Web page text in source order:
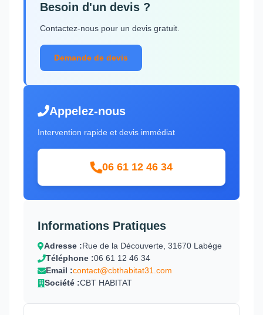
Besoin d'un devis ?
Contactez-nous pour un devis gratuit.
Demande de devis
Appelez-nous
Intervention rapide et devis immédiat
06 61 12 46 34
Informations Pratiques
Adresse :Rue de la Découverte, 31670 Labège
Téléphone :06 61 12 46 34
Email :contact@cbthabitat31.com
Société :CBT HABITAT